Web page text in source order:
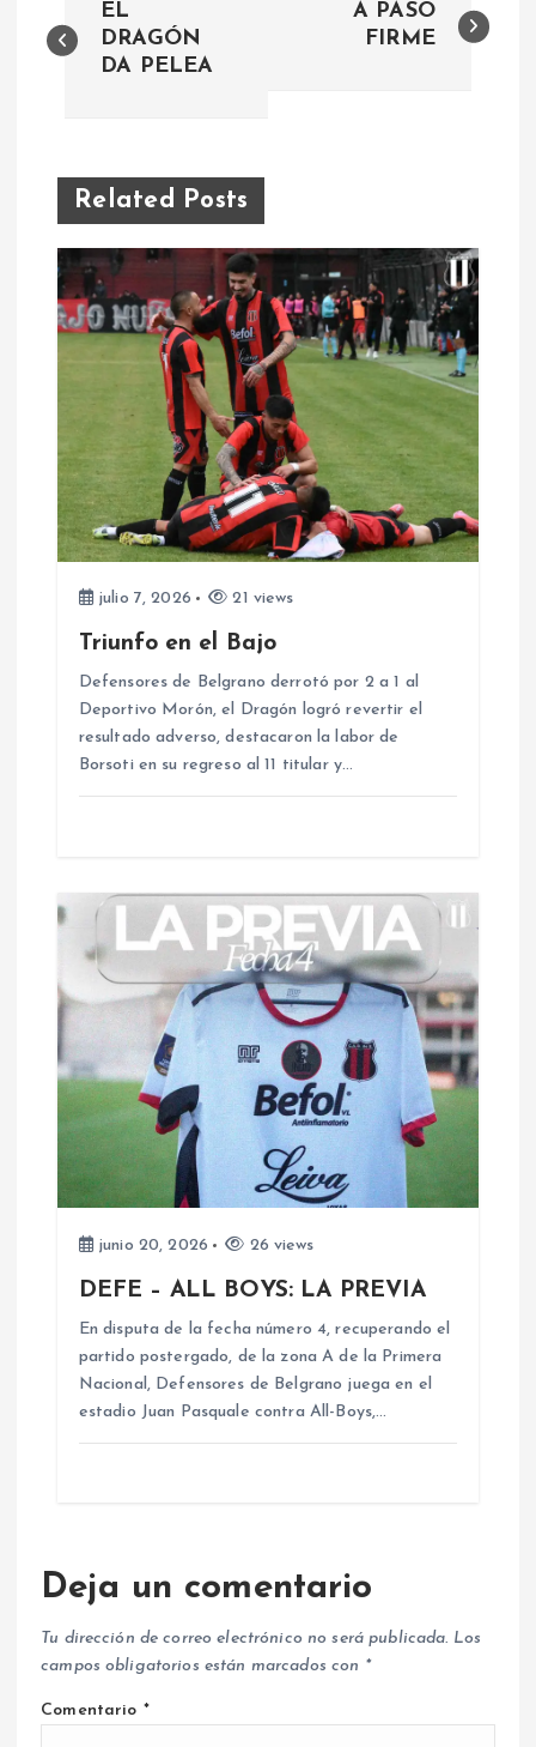
a
e
g
a
c
ó
n
d
a
d
a
s
EL
DRAGÓN
DA PELEA
A PASO
FIRME
Related Posts
julio 7, 2026 21 views
Triunfo en el Bajo
Defensores de Belgrano derrotó por 2 a 1 al
Deportivo Morón, el Dragón logró revertir el
resultado adverso, destacaron la labor de
Borsoti en su regreso al 11 titular y…
junio 20, 2026 26 views
DEFE – ALL BOYS: LA PREVIA
En disputa de la fecha número 4, recuperando el
partido postergado, de la zona A de la Primera
Nacional, Defensores de Belgrano juega en el
estadio Juan Pasquale contra All-Boys,…
Deja un comentario
Tu dirección de correo electrónico no será publicada. Los
campos obligatorios están marcados con *
Comentario *